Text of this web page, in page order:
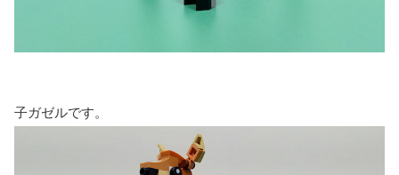
子ガゼルです。